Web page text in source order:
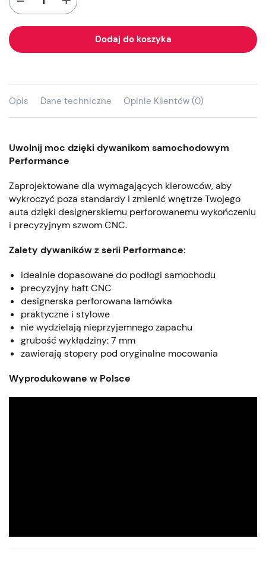
Dodaj do koszyka
Opis Dane techniczne Opinie Klientów (0)
Uwolnij moc dzięki dywanikom samochodowym
Performance
Zaprojektowane dla wymagających kierowców, aby
wykroczyć poza standardy i zmienić wnętrze Twojego
auta dzięki designerskiemu perforowanemu wykończeniu
i precyzyjnym szwom CNC.
Zalety dywaników z serii Performance:
idealnie dopasowane do podłogi samochodu
precyzyjny haft CNC
designerska perforowana lamówka
praktyczne i stylowe
nie wydzielają nieprzyjemnego zapachu
grubość wykładziny: 7 mm
zawierają stopery pod oryginalne mocowania
Wyprodukowane w Polsce